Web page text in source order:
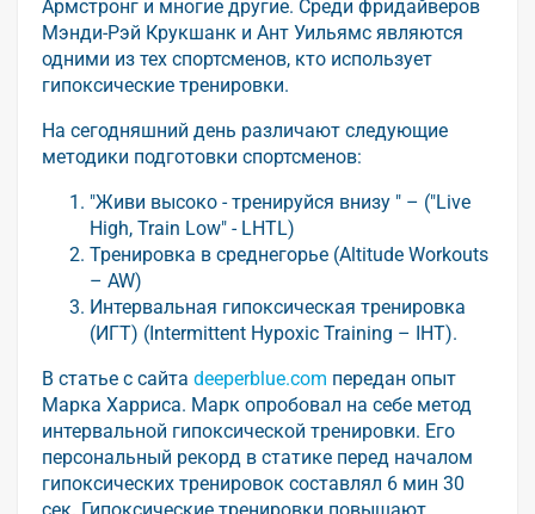
Армстронг и многие другие. Среди фридайверов
Мэнди-Рэй Крукшанк и Ант Уильямс являются
одними из тех спортсменов, кто использует
гипоксические тренировки.
На сегодняшний день различают следующие
методики подготовки спортсменов:
"Живи высоко - тренируйся внизу " – ("Live
High, Train Low" - LHTL)
Тренировка в среднегорье (Altitude Workouts
– AW)
Интервальная гипоксическая тренировка
(ИГТ) (Intermittent Hypoxic Training – IHT).
В статье с сайта deeperblue.com передан опыт
Марка Харриса. Марк опробовал на себе метод
интервальной гипоксической тренировки. Его
персональный рекорд в статике перед началом
гипоксических тренировок составлял 6 мин 30